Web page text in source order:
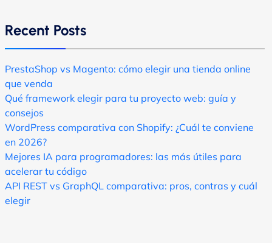
Recent Posts
PrestaShop vs Magento: cómo elegir una tienda online
que venda
Qué framework elegir para tu proyecto web: guía y
consejos
WordPress comparativa con Shopify: ¿Cuál te conviene
en 2026?
Mejores IA para programadores: las más útiles para
acelerar tu código
API REST vs GraphQL comparativa: pros, contras y cuál
elegir